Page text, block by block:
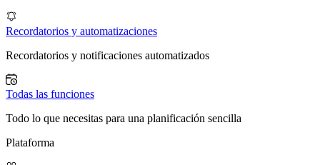
Recordatorios y automatizaciones
Recordatorios y notificaciones automatizados
Todas las funciones
Todo lo que necesitas para una planificación sencilla
Plataforma